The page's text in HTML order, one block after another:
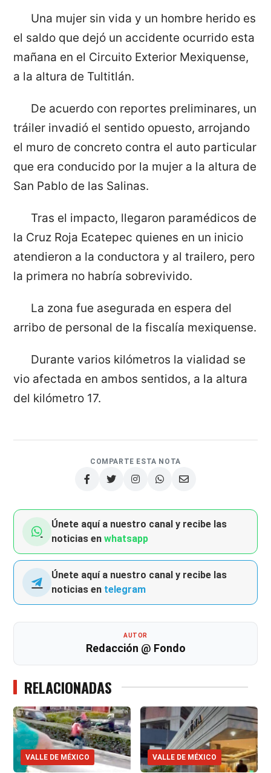
Una mujer sin vida y un hombre herido es
el saldo que dejó un accidente ocurrido esta
mañana en el Circuito Exterior Mexiquense,
a la altura de Tultitlán.
De acuerdo con reportes preliminares, un
tráiler invadió el sentido opuesto, arrojando
el muro de concreto contra el auto particular
que era conducido por la mujer a la altura de
San Pablo de las Salinas.
Tras el impacto, llegaron paramédicos de
la Cruz Roja Ecatepec quienes en un inicio
atendieron a la conductora y al trailero, pero
la primera no habría sobrevivido.
La zona fue asegurada en espera del
arribo de personal de la fiscalía mexiquense.
Durante varios kilómetros la vialidad se
vio afectada en ambos sentidos, a la altura
del kilómetro 17.
COMPARTE ESTA NOTA
Únete aquí a nuestro canal y recibe las
noticias enwhatsapp
Únete aquí a nuestro canal y recibe las
noticias en telegram
AUTOR
Redacción @ Fondo
RELACIONADAS
VALLE DE MÉXICO VALLE DE MÉXICO